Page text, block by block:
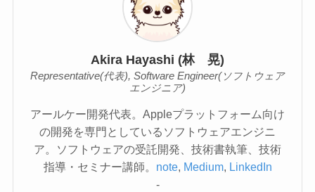
Akira Hayashi (林 晃)
Representative(代表), Software Engineer(ソフトウェア
エンジニア)
アールケー開発代表。Appleプラットフォーム向け
の開発を専門としているソフトウェアエンジニ
ア。ソフトウェアの受託開発、技術書執筆、技術
指導・セミナー講師。 note, Medium, LinkedIn
-